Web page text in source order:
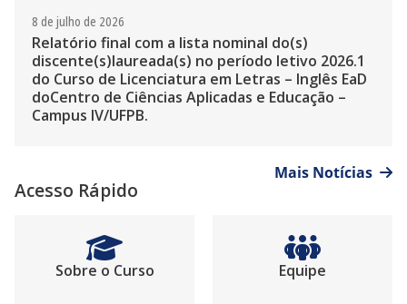
8 de julho de 2026
Relatório final com a lista nominal do(s)
discente(s)laureada(s) no período letivo 2026.1
do Curso de Licenciatura em Letras – Inglês EaD
doCentro de Ciências Aplicadas e Educação –
Campus IV/UFPB.
Mais Notícias
Acesso Rápido
Sobre o Curso Equipe